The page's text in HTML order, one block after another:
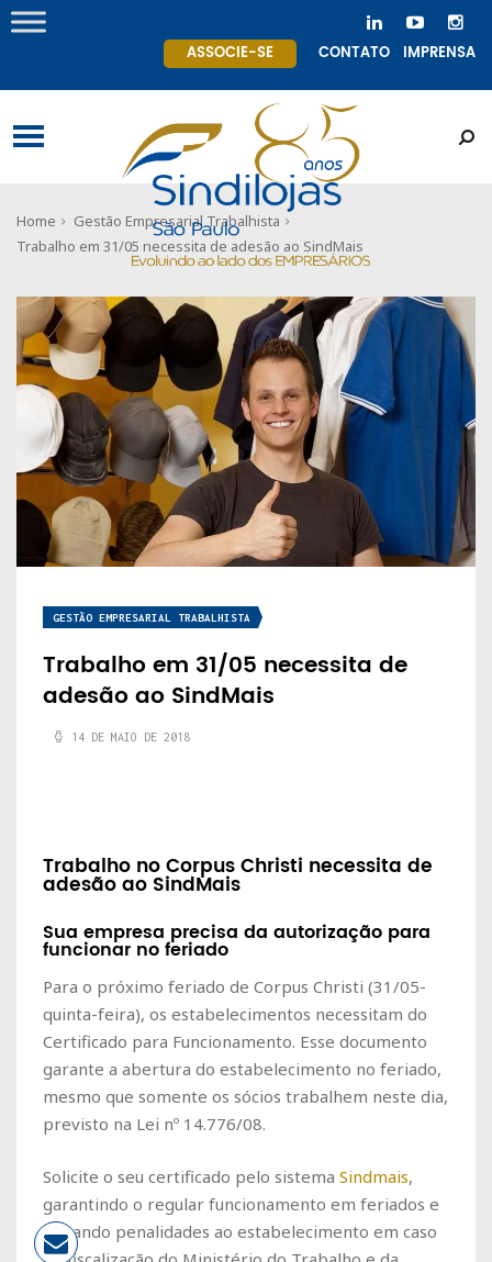
ASSOCIE-SE CONTATO IMPRENSA
Home
Gestão Empresarial Trabalhista
Trabalho em 31/05 necessita de adesão ao SindMais
GESTÃO EMPRESARIAL TRABALHISTA
Trabalho em 31/05 necessita de
adesão ao SindMais
14 DE MAIO DE 2018
Trabalho no Corpus Christi necessita de
adesão ao SindMais
Sua empresa precisa da autorização para
funcionar no feriado
Para o próximo feriado de Corpus Christi (31/05-
quinta-feira), os estabelecimentos necessitam do
Certificado para Funcionamento. Esse documento
garante a abertura do estabelecimento no feriado,
mesmo que somente os sócios trabalhem neste dia,
previsto na Lei nº 14.776/08.
Solicite o seu certificado pelo sistema Sindmais,
garantindo o regular funcionamento em feriados e
evitando penalidades ao estabelecimento em caso